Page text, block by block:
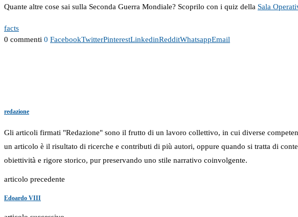
Quante altre cose sai sulla Seconda Guerra Mondiale? Scoprilo con i quiz della Sala
facts
0 commenti 0 FacebookTwitterPinterestLinkedinRedditWhatsappEmail
redazione
Gli articoli firmati "Redazione" sono il frutto di un lavoro collettivo, in cui diverse
un articolo è il risultato di ricerche e contributi di più autori, oppure quando si tratta di
obiettività e rigore storico, pur preservando uno stile narrativo coinvolgente.
articolo precedente
Edoardo VIII